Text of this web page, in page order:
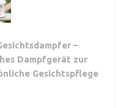
–
Dampfgerät zur
Gesichtspflege